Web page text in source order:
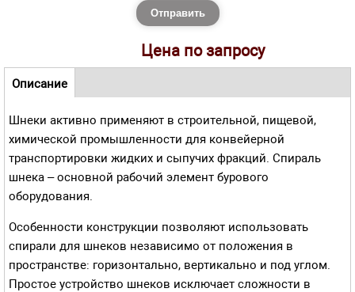
Цена по запросу
Навигационное меню
Описание
вкладка)
Шнеки активно применяют в строительной, пищевой,
химической промышленности для конвейерной
транспортировки жидких и сыпучих фракций. Спираль
шнека – основной рабочий элемент бурового
оборудования.
Особенности конструкции позволяют использовать
спирали для шнеков независимо от положения в
пространстве: горизонтально, вертикально и под углом.
Простое устройство шнеков исключает сложности в